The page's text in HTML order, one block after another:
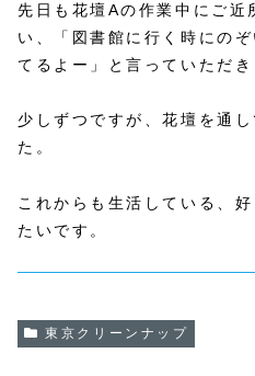
先日も花壇Aの作業中にご近
い、「図書館に行く時にの
てるよー」と言っていただき
少しずつですが、花壇を通
た。
これからも生活している、
たいです。
東京クリーンナップ